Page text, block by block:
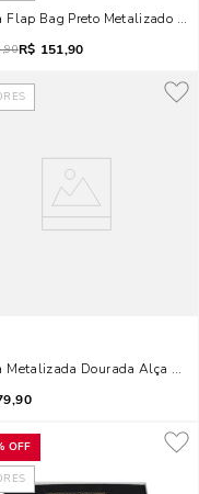
Flap Bag Preto Metalizado
R$ 151,90
Metalizada Dourada Alça De
OFF